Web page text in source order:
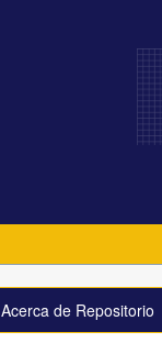
Acerca de Repositorio